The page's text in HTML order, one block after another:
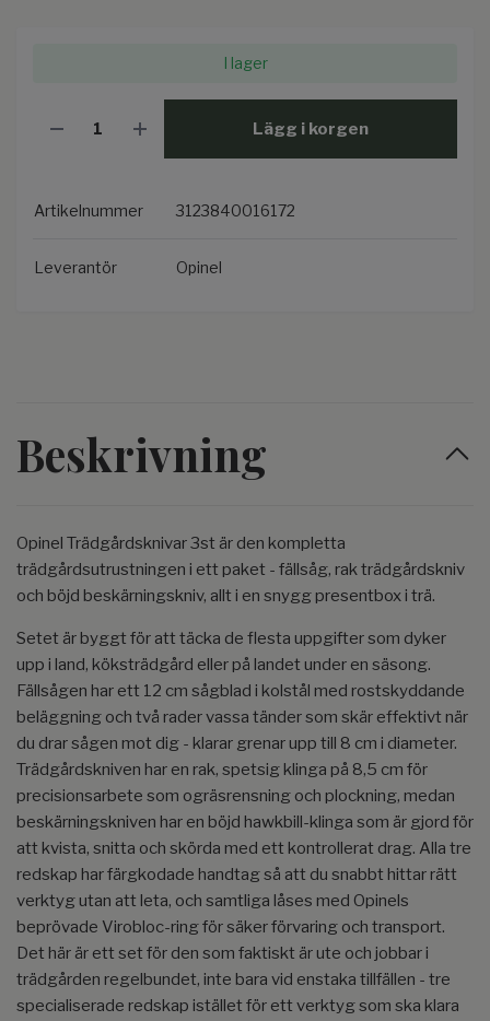
I lager
Lägg i korgen
Artikelnummer 3123840016172
Leverantör Opinel
Beskrivning
Opinel Trädgårdsknivar 3st är den kompletta
trädgårdsutrustningen i ett paket - fällsåg, rak trädgårdskniv
och böjd beskärningskniv, allt i en snygg presentbox i trä.
Setet är byggt för att täcka de flesta uppgifter som dyker
upp i land, köksträdgård eller på landet under en säsong.
Fällsågen har ett 12 cm sågblad i kolstål med rostskyddande
beläggning och två rader vassa tänder som skär effektivt när
du drar sågen mot dig - klarar grenar upp till 8 cm i diameter.
Trädgårdskniven har en rak, spetsig klinga på 8,5 cm för
precisionsarbete som ogräsrensning och plockning, medan
beskärningskniven har en böjd hawkbill-klinga som är gjord för
att kvista, snitta och skörda med ett kontrollerat drag. Alla tre
redskap har färgkodade handtag så att du snabbt hittar rätt
verktyg utan att leta, och samtliga låses med Opinels
beprövade Virobloc-ring för säker förvaring och transport.
Det här är ett set för den som faktiskt är ute och jobbar i
trädgården regelbundet, inte bara vid enstaka tillfällen - tre
specialiserade redskap istället för ett verktyg som ska klara